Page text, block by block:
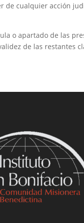
de cualquier acción
o apartado de las
de las restantes